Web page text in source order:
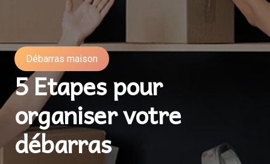
Débarras maison
5 Etapes pour
organiser votre
débarras